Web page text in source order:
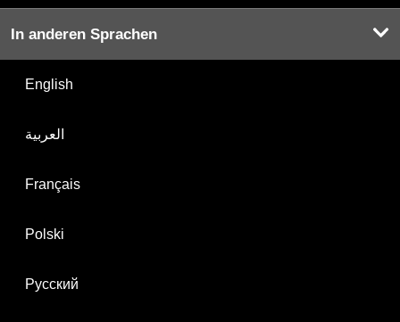
In anderen Sprachen
English
العربية
Français
Polski
Русский